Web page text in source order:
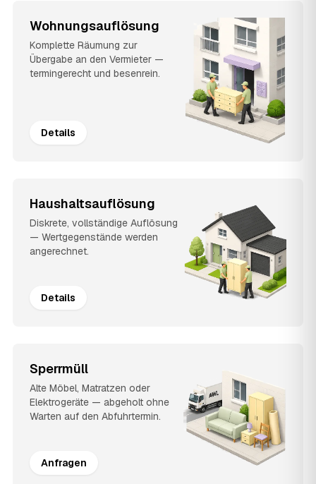
Wohnungsauflösung
Komplette Räumung zur
Übergabe an den Vermieter —
termingerecht und besenrein.
Details
Haushaltsauflösung
Diskrete, vollständige Auflösung
— Wertgegenstände werden
angerechnet.
Details
Sperrmüll
Alte Möbel, Matratzen oder
Elektrogeräte — abgeholt ohne
Warten auf den Abfuhrtermin.
Anfragen